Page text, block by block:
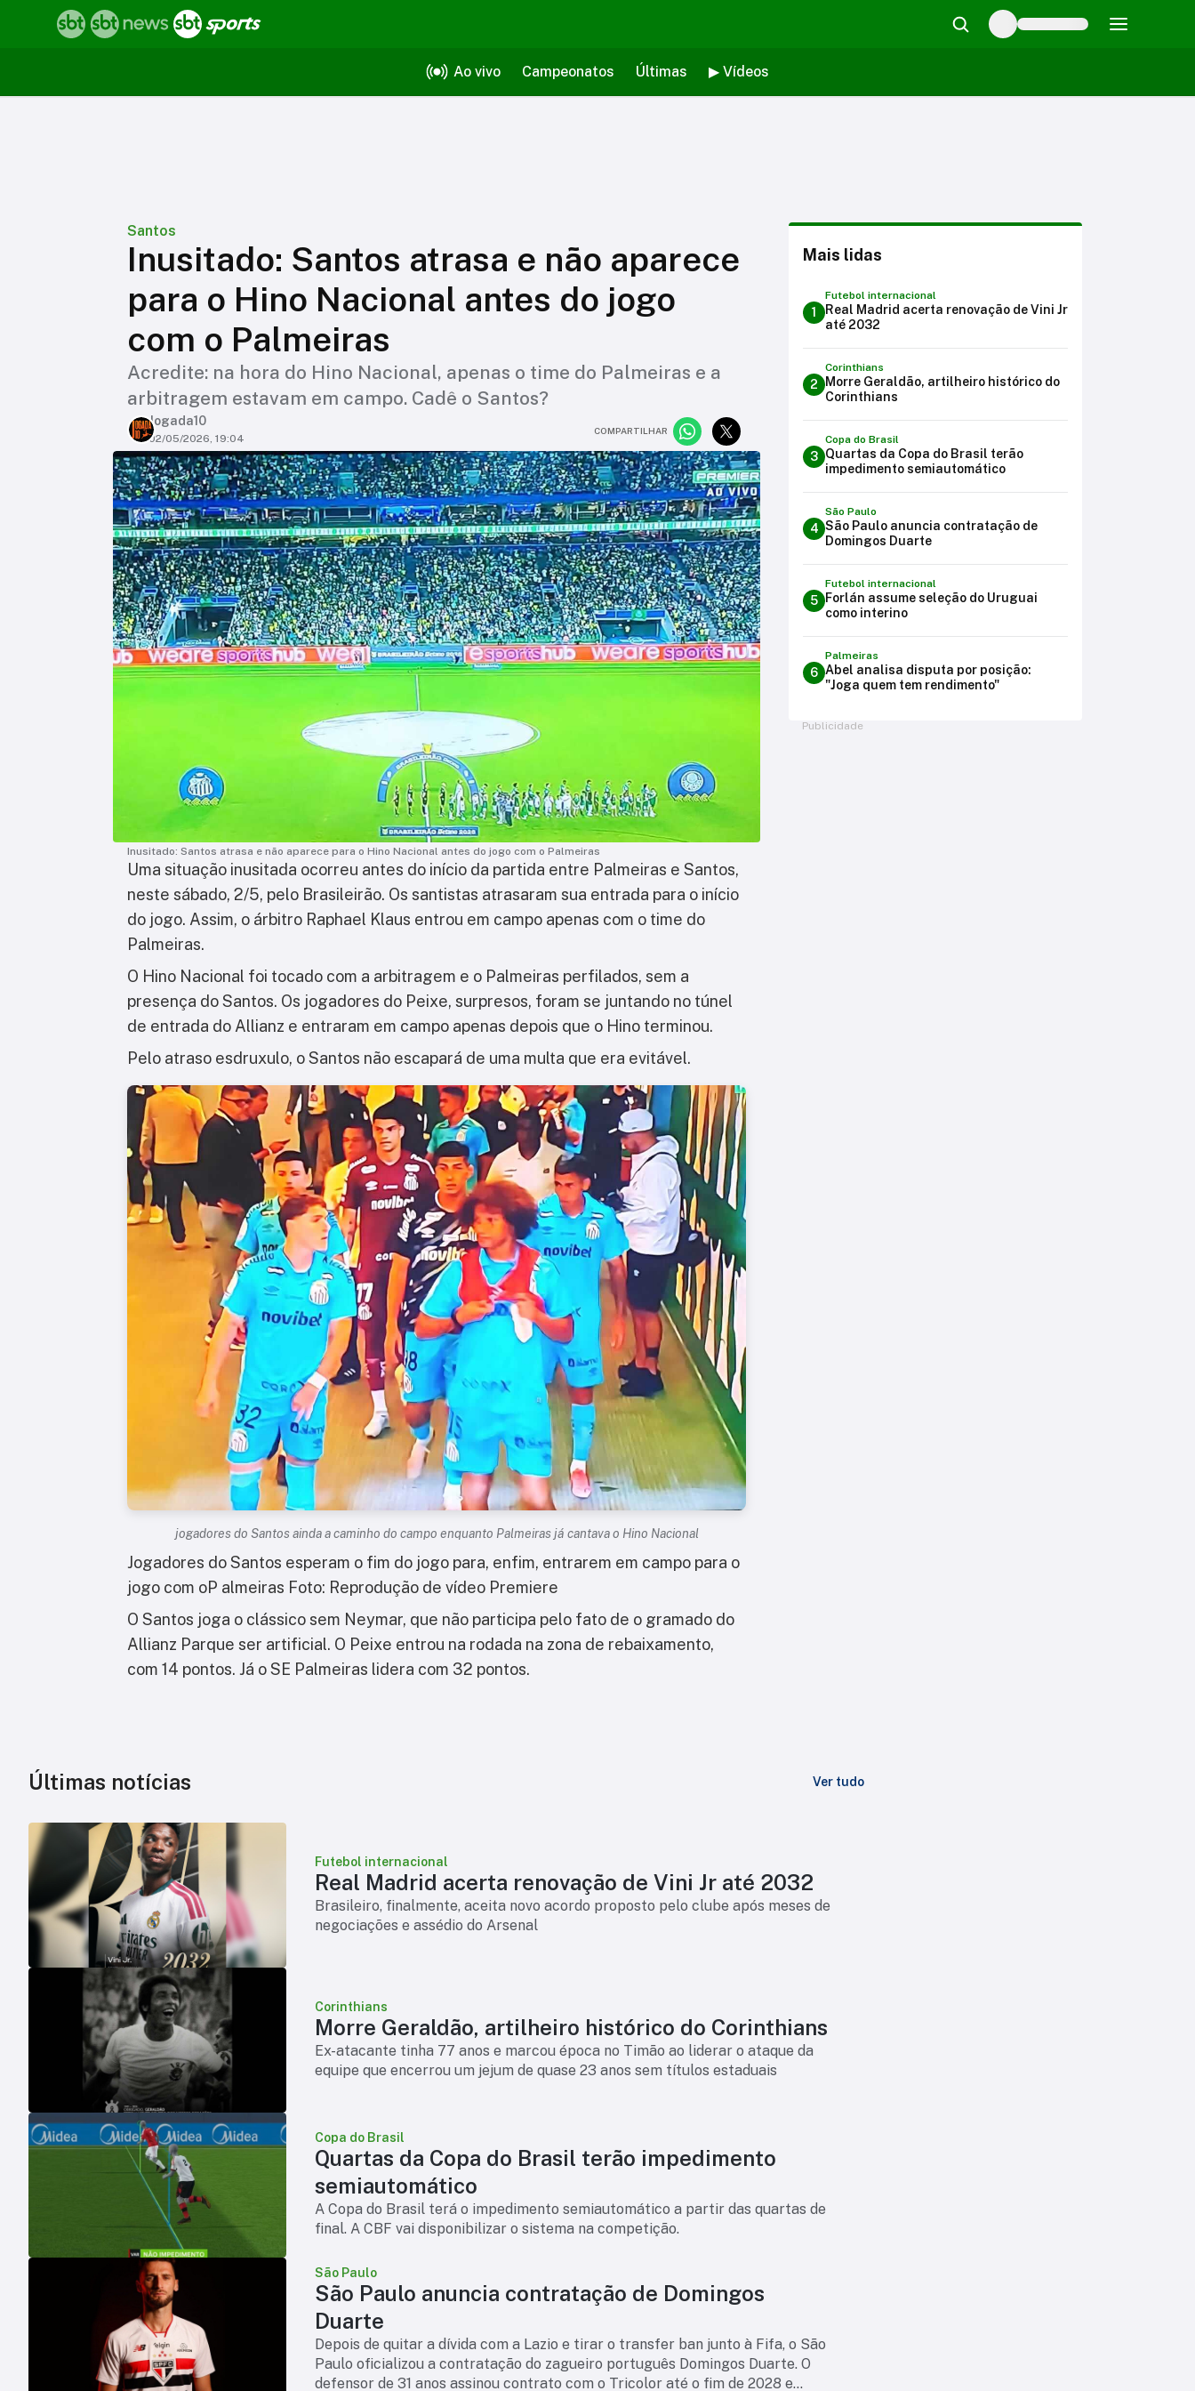
Ao vivo Campeonatos Últimas ▶ Vídeos
Santos
Inusitado: Santos atrasa e não aparece
para o Hino Nacional antes do jogo
com o Palmeiras
Acredite: na hora do Hino Nacional, apenas o time do Palmeiras e a
arbitragem estavam em campo. Cadê o Santos?
Jogada10
02/05/2026, 19:04
COMPARTILHAR
Inusitado: Santos atrasa e não aparece para o Hino Nacional antes do jogo com o Palmeiras
Uma situação inusitada ocorreu antes do início da partida entre Palmeiras e Santos,
neste sábado, 2/5, pelo Brasileirão. Os santistas atrasaram sua entrada para o início
do jogo. Assim, o árbitro Raphael Klaus entrou em campo apenas com o time do
Palmeiras.
O Hino Nacional foi tocado com a arbitragem e o Palmeiras perfilados, sem a
presença do Santos. Os jogadores do Peixe, surpresos, foram se juntando no túnel
de entrada do Allianz e entraram em campo apenas depois que o Hino terminou.
Pelo atraso esdruxulo, o Santos não escapará de uma multa que era evitável.
jogadores do Santos ainda a caminho do campo enquanto Palmeiras já cantava o Hino Nacional
Jogadores do Santos esperam o fim do jogo para, enfim, entrarem em campo para o
jogo com oP almeiras Foto: Reprodução de vídeo Premiere
O Santos joga o clássico sem Neymar, que não participa pelo fato de o gramado do
Allianz Parque ser artificial. O Peixe entrou na rodada na zona de rebaixamento,
com 14 pontos. Já o SE Palmeiras lidera com 32 pontos.
Mais lidas
1
Futebol internacional
Real Madrid acerta renovação de Vini Jr
até 2032
2
Corinthians
Morre Geraldão, artilheiro histórico do
Corinthians
3
Copa do Brasil
Quartas da Copa do Brasil terão
impedimento semiautomático
4
São Paulo
São Paulo anuncia contratação de
Domingos Duarte
5
Futebol internacional
Forlán assume seleção do Uruguai
como interino
6
Palmeiras
Abel analisa disputa por posição:
"Joga quem tem rendimento"
Publicidade
Últimas notícias Ver tudo
Futebol internacional
Real Madrid acerta renovação de Vini Jr até 2032
Brasileiro, finalmente, aceita novo acordo proposto pelo clube após meses de
negociações e assédio do Arsenal
Corinthians
Morre Geraldão, artilheiro histórico do Corinthians
Ex-atacante tinha 77 anos e marcou época no Timão ao liderar o ataque da
equipe que encerrou um jejum de quase 23 anos sem títulos estaduais
Copa do Brasil
Quartas da Copa do Brasil terão impedimento
semiautomático
A Copa do Brasil terá o impedimento semiautomático a partir das quartas de
final. A CBF vai disponibilizar o sistema na competição.
São Paulo
São Paulo anuncia contratação de Domingos
Duarte
Depois de quitar a dívida com a Lazio e tirar o transfer ban junto à Fifa, o São
Paulo oficializou a contratação do zagueiro português Domingos Duarte. O
defensor de 31 anos assinou contrato com o Tricolor até o fim de 2028 e